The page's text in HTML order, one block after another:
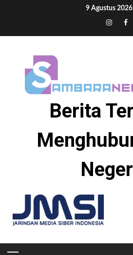
9 Agustus 2026
Tiktok
Berita